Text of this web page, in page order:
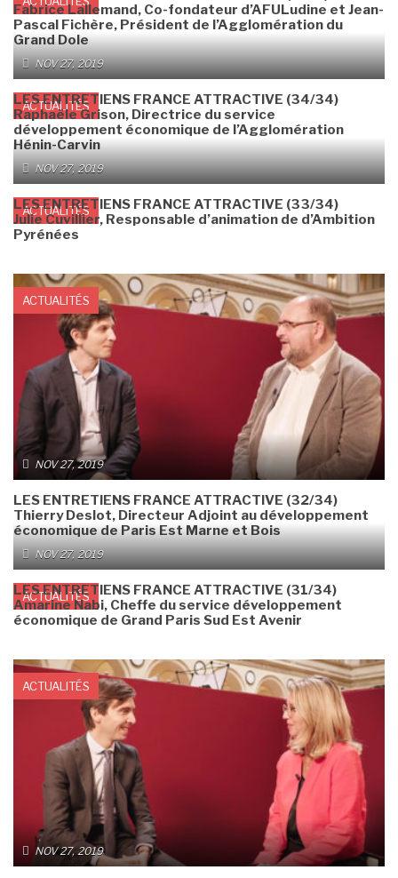
Fabrice Lallemand, Co-fondateur d’AFULudine et Jean-
Pascal Fichère, Président de l’Agglomération du
Grand Dole
ACTUALITÉS
NOV 27, 2019
LES ENTRETIENS FRANCE ATTRACTIVE (34/34)
Raphaële Grison, Directrice du service
développement économique de l’Agglomération
Hénin-Carvin
ACTUALITÉS
NOV 27, 2019
LES ENTRETIENS FRANCE ATTRACTIVE (33/34)
Julie Cuvillier, Responsable d’animation de d’Ambition
Pyrénées
ACTUALITÉS
NOV 27, 2019
LES ENTRETIENS FRANCE ATTRACTIVE (32/34)
Thierry Deslot, Directeur Adjoint au développement
économique de Paris Est Marne et Bois
ACTUALITÉS
NOV 27, 2019
LES ENTRETIENS FRANCE ATTRACTIVE (31/34)
Amarine Nabi, Cheffe du service développement
économique de Grand Paris Sud Est Avenir
ACTUALITÉS
NOV 27, 2019